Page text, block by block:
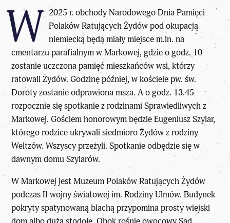
W 2025 r. obchody Narodowego Dnia Pamięci
Polaków Ratujących Żydów pod okupacją
niemiecką będą miały miejsce m.in. na
cmentarzu parafialnym w Markowej, gdzie o godz. 10
zostanie uczczona pamięć mieszkańców wsi, którzy
ratowali Żydów. Godzinę później, w kościele pw. św.
Doroty zostanie odprawiona msza. A o godz. 13.45
rozpocznie się spotkanie z rodzinami Sprawiedliwych z
Markowej. Gościem honorowym będzie Eugeniusz Szylar,
którego rodzice ukrywali siedmioro Żydów z rodziny
Weltzów. Wszyscy przeżyli. Spotkanie odbędzie się w
dawnym domu Szylarów.
W Markowej jest Muzeum Polaków Ratujących Żydów
podczas II wojny światowej im. Rodziny Ulmów. Budynek
pokryty spatynowaną blachą przypomina prosty wiejski